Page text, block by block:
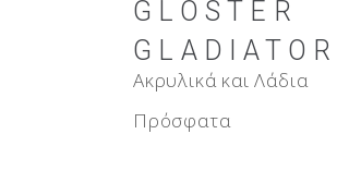
GLOSTER
GLADIATOR
Ακρυλικά και Λάδια
Πρόσφατα